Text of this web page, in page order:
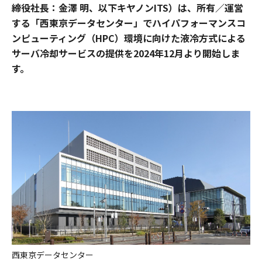
締役社長：金澤 明、以下キヤノンITS）は、所有／運営
する「西東京データセンター」でハイパフォーマンスコ
ンピューティング（HPC）環境に向けた液冷方式による
サーバ冷却サービスの提供を2024年12月より開始しま
す。
西東京データセンター